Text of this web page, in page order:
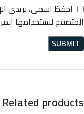
احفظ اسمي، بريدي
المتصفح لاستخدامها
Related products